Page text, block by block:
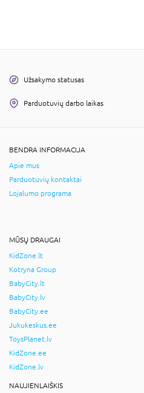
Užsakymo statusas
Parduotuvių darbo laikas
BENDRA INFORMACIJA
Apie mus
Parduotuvių kontaktai
Lojalumo programa
MŪSŲ DRAUGAI
KidZone.lt
Kotryna Group
BabyCity.lt
BabyCity.lv
BabyCity.ee
Jukukeskus.ee
ToysPlanet.lv
KidZone.ee
KidZone.lv
NAUJIENLAIŠKIS